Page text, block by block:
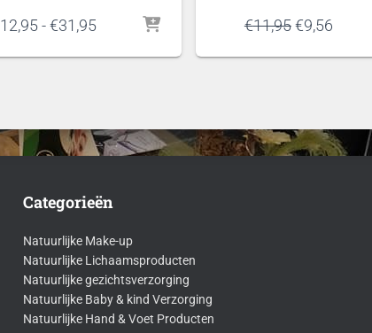
12,95 - €31,95Prijsklasse:
tot
€11,95
was:
€9,56
is:
Categorieën
Natuurlijke Make-up
Natuurlijke Lichaamsproducten
Natuurlijke gezichtsverzorging
Natuurlijke Baby & kind Verzorging
Natuurlijke Hand & Voet Producten